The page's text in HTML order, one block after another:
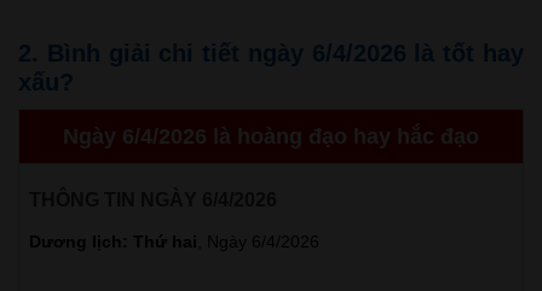
2. Bình giải chi tiết ngày 6/4/2026 là tốt hay
xấu?
Ngày 6/4/2026 là hoàng đạo hay hắc đạo
Dương lịch: Thứ hai , Ngày 6/4/2026